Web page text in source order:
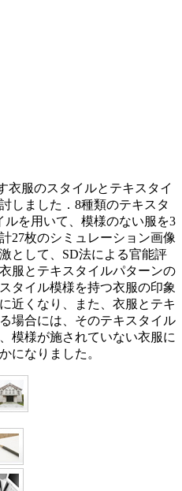
衣服のスタイルとテキスタイ
しました．8種類のテキスタ
を用いて、模様のない服を3
27枚のシミュレーション画像
として、SD法による官能評
服とテキスタイルパターンの
タイル模様を持つ衣服の印象
近くなり、また、衣服とテキ
場合には、そのテキスタイル
模様が施されていない衣服に
になりました。